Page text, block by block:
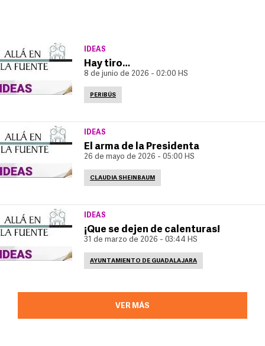
IDEAS
Hay tiro…
8 de junio de 2026 - 02:00 HS
PERIBÚS
IDEAS
El arma de la Presidenta
26 de mayo de 2026 - 05:00 HS
CLAUDIA SHEINBAUM
IDEAS
¡Que se dejen de calenturas!
31 de marzo de 2026 - 03:44 HS
AYUNTAMIENTO DE GUADALAJARA
VER MÁS